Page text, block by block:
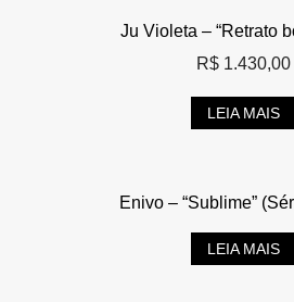
Ju Violeta – “Retrato
R$1.430,00
LEIA MAIS
Enivo – “Sublime”
LEIA MAIS